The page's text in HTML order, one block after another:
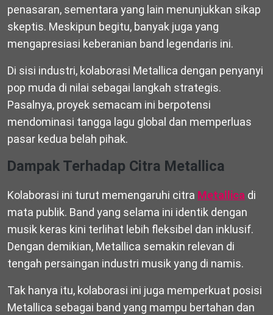
penasaran, sementara yang lain menunjukkan sikap
skeptis. Meskipun begitu, banyak juga yang
mengapresiasi keberanian band legendaris ini.
Di sisi industri, kolaborasi Metallica dengan penyanyi
pop muda di nilai sebagai langkah strategis.
Pasalnya, proyek semacam ini berpotensi
mendominasi tangga lagu global dan memperluas
pasar kedua belah pihak.
Dampak Terhadap Citra Metallica
Kolaborasi ini turut memengaruhi citra Metallica di
mata publik. Band yang selama ini identik dengan
musik keras kini terlihat lebih fleksibel dan inklusif.
Dengan demikian, Metallica semakin relevan di
tengah persaingan industri musik yang di namis.
Tak hanya itu, kolaborasi ini juga memperkuat posisi
Metallica sebagai band yang mampu bertahan dan